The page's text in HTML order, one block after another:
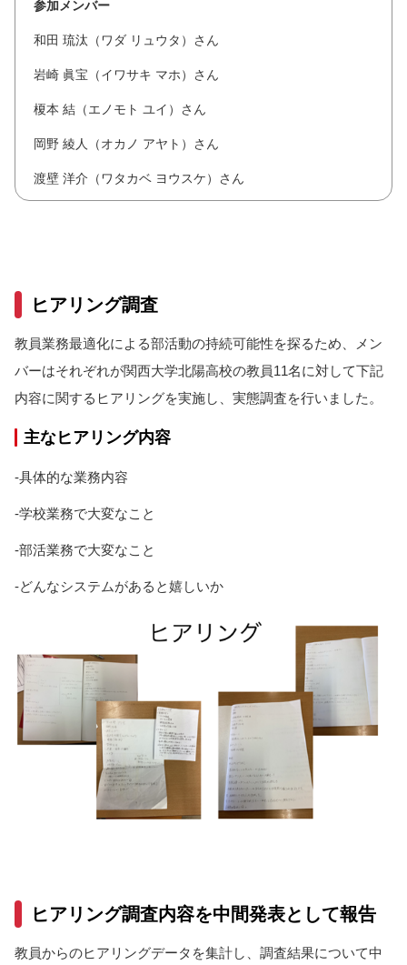
参加メンバー
和田 琉汰（ワダ リュウタ）さん
岩崎 眞宝（イワサキ マホ）さん
榎本 結（エノモト ユイ）さん
岡野 綾人（オカノ アヤト）さん
渡壁 洋介（ワタカベ ヨウスケ）さん
ヒアリング調査
教員業務最適化による部活動の持続可能性を探るため、メン
バーはそれぞれが関西大学北陽高校の教員11名に対して下記
内容に関するヒアリングを実施し、実態調査を行いました。
主なヒアリング内容
-具体的な業務内容
-学校業務で大変なこと
-部活業務で大変なこと
-どんなシステムがあると嬉しいか
ヒアリング調査内容を中間発表として報告
教員からのヒアリングデータを集計し、調査結果について中